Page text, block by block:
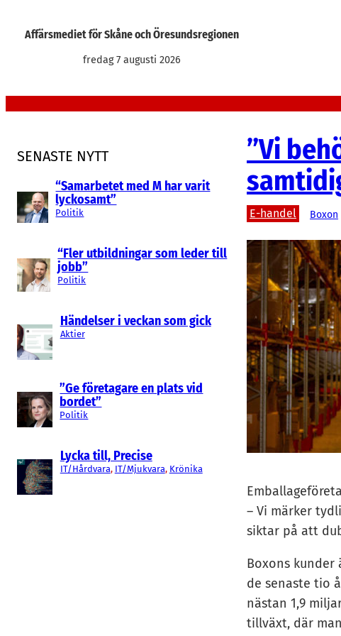
Affärsmediet för Skåne och Öresundsregionen
fredag 7 augusti 2026
SENASTE NYTT
“Samarbetet med M har varit
lyckosamt”
Politik
“Fler utbildningar som leder till
jobb”
Politik
Händelser i veckan som gick
Aktier
”Ge företagare en plats vid
bordet”
Politik
Lycka till, Precise
IT/Hårdvara, IT/Mjukvara, Krönika
”Vi
E-handel Boxon
– Vi märker
siktar på att
Boxons
de senaste tio
nästan 1,9
tillväxt, där